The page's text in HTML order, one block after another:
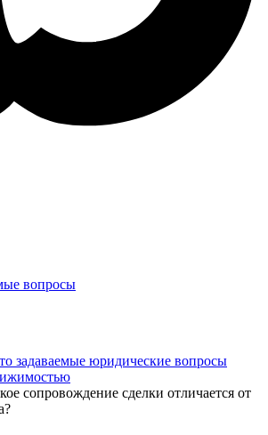
вопросы
задаваемые юридические вопросы
сопровождение сделки отличается от